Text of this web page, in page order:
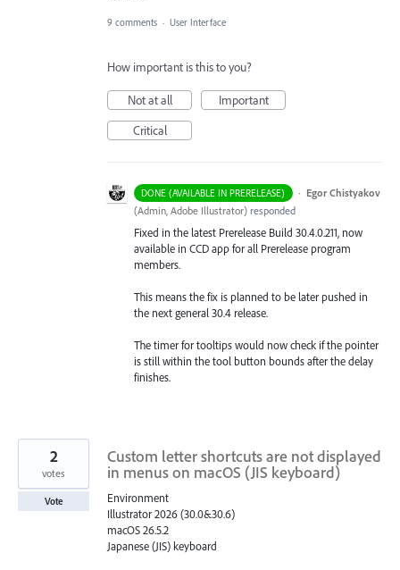
9 comments · User Interface
How important is this to you?
Not at all
Important
Critical
DONE (AVAILABLE IN PRERELEASE) · Egor Chistyakov
(Admin, Adobe Illustrator) responded
Fixed in the latest Prerelease Build 30.4.0.211, now
available in CCD app for all Prerelease program
members.
This means the fix is planned to be later pushed in
the next general 30.4 release.
The timer for tooltips would now check if the pointer
is still within the tool button bounds after the delay
finishes.
Custom letter shortcuts are not displayed
in menus on macOS (JIS keyboard)
Environment
Illustrator 2026 (30.0&30.6)
macOS 26.5.2
Japanese (JIS) keyboard
2
votes
Vote